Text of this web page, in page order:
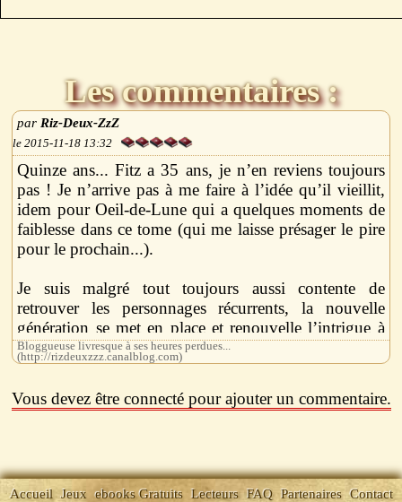
Les commentaires :
Riz-Deux-ZzZ
2015-11-18 13:32
Quinze ans... Fitz a 35 ans, je n’en reviens toujours
pas ! Je n’arrive pas à me faire à l’idée qu’il vieillit,
idem pour Oeil-de-Lune qui a quelques moments de
faiblesse dans ce tome (qui me laisse présager le pire
pour le prochain...).
Je suis malgré tout toujours aussi contente de
retrouver les personnages récurrents, la nouvelle
génération se met en place et renouvelle l’intrigue à
Castelcerf.
fameuses quinze années d’exil, sur ce qu’il s’est passé
promet un prochain tome riche en événements
comme Robin Hobb sait le faire.
Bloggueuse livresque à ses heures perdues...
(http://rizdeuxzzz.canalblog.com)
Vous devez être connecté pour ajouter un commentaire.
Accueil Jeux ebooks Gratuits Lecteurs FAQ Partenaires Contact